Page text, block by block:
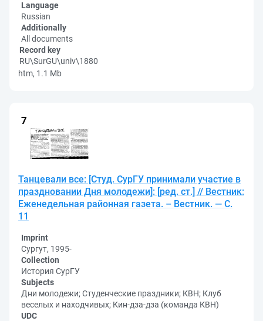
Language
Russian
Additionally
All documents
Record key
RU\SurGU\univ\1880
htm, 1.1 Mb
Танцевали все: [Студ. СурГУ принимали участие в
праздновании Дня молодежи]: [ред. ст.] // Вестник:
Еженедельная районная газета. – Вестник. — С.
11
Imprint
Сургут, 1995-
Collection
История СурГУ
Subjects
Дни молодежи; Студенческие праздники; КВН; Клуб
веселых и находчивых; Кин-дза-дза (команда КВН)
UDC